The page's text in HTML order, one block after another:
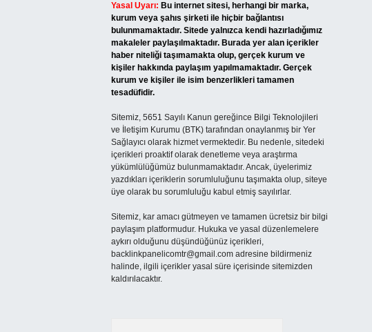
Yasal Uyarı: Bu internet sitesi, herhangi bir marka,
kurum veya şahıs şirketi ile hiçbir bağlantısı
bulunmamaktadır. Sitede yalnızca kendi hazırladığımız
makaleler paylaşılmaktadır. Burada yer alan içerikler
haber niteliği taşımamakta olup, gerçek kurum ve
kişiler hakkında paylaşım yapılmamaktadır. Gerçek
kurum ve kişiler ile isim benzerlikleri tamamen
tesadüfidir.
Sitemiz, 5651 Sayılı Kanun gereğince Bilgi Teknolojileri
ve İletişim Kurumu (BTK) tarafından onaylanmış bir Yer
Sağlayıcı olarak hizmet vermektedir. Bu nedenle, sitedeki
içerikleri proaktif olarak denetleme veya araştırma
yükümlülüğümüz bulunmamaktadır. Ancak, üyelerimiz
yazdıkları içeriklerin sorumluluğunu taşımakta olup, siteye
üye olarak bu sorumluluğu kabul etmiş sayılırlar.
Sitemiz, kar amacı gütmeyen ve tamamen ücretsiz bir bilgi
paylaşım platformudur. Hukuka ve yasal düzenlemelere
aykırı olduğunu düşündüğünüz içerikleri,
backlinkpanelicomtr@gmail.comadresine bildirmeniz
halinde, ilgili içerikler yasal süre içerisinde sitemizden
kaldırılacaktır.